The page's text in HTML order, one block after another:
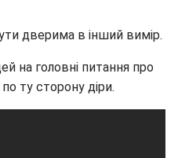
дверима в інший вимір.
на головні питання про
ту сторону діри.